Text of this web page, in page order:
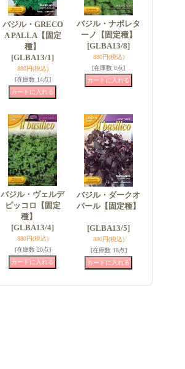
バジル・GRECO
A PALLA【固定
種】
[GLBA13/1]
880円(税込)
[在庫数 14点]
バジル・ナポレタ
ーノ【固定種】
[GLBA13/8]
880円(税込)
[在庫数 8点]
バジル・ヴェルデ
ピッコロ【固定
種】
[GLBA13/4]
880円(税込)
[在庫数 20点]
バジル・ダークオ
パール【固定種】
[GLBA13/5]
880円(税込)
[在庫数 18点]